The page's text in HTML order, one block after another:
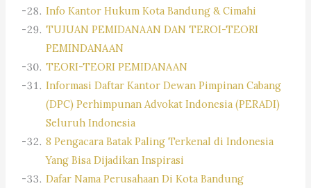
Info Kantor Hukum Kota Bandung & Cimahi
TUJUAN PEMIDANAAN DAN TEROI-TEORI
PEMINDANAAN
TEORI-TEORI PEMIDANAAN
Informasi Daftar Kantor Dewan Pimpinan Cabang
(DPC) Perhimpunan Advokat Indonesia (PERADI)
Seluruh Indonesia
8 Pengacara Batak Paling Terkenal di Indonesia
Yang Bisa Dijadikan Inspirasi
Dafar Nama Perusahaan Di Kota Bandung